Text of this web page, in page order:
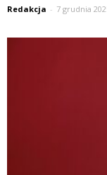
Redakcja - 7 grudnia